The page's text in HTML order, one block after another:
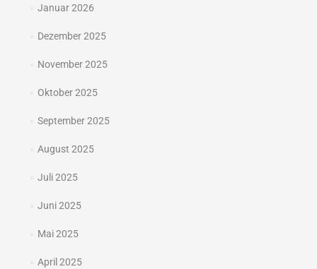
Januar 2026
Dezember 2025
November 2025
Oktober 2025
September 2025
August 2025
Juli 2025
Juni 2025
Mai 2025
April 2025